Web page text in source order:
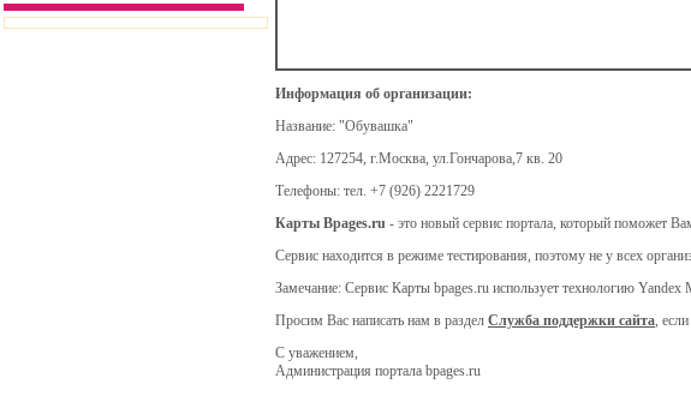
Информация об организации:
Название: "Обувашка"
Адрес: 127254, г.Москва, ул.Гончарова,7 кв. 20
Телефоны: тел. +7 (926) 2221729
Карты Bpages.ru - это новый сервис портала, который поможет
Сервис находится в режиме тестирования, поэтому не у всех
Замечание: Сервис Карты bpages.ru использует технологию
Просим Вас написать нам в раздел Служба поддержки сайта,
С уважением,
Администрация портала bpages.ru